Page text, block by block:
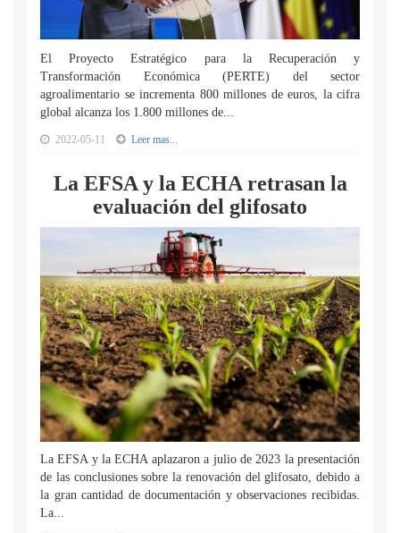
El Proyecto Estratégico para la Recuperación y
Transformación Económica (PERTE) del sector
agroalimentario se incrementa 800 millones de euros, la cifra
global alcanza los 1.800 millones de...
2022-05-11 Leer mas...
La EFSA y la ECHA retrasan la
evaluación del glifosato
La EFSA y la ECHA aplazaron a julio de 2023 la presentación
de las conclusiones sobre la renovación del glifosato, debido a
la gran cantidad de documentación y observaciones recibidas.
La...